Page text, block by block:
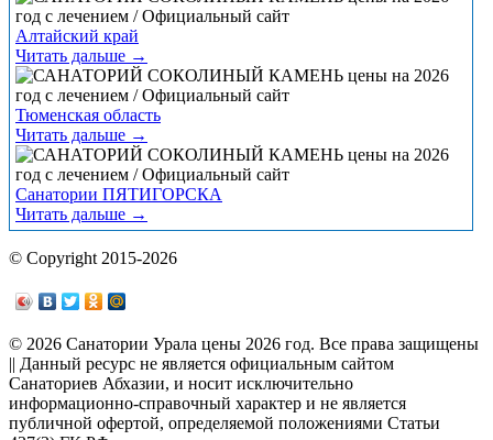
Алтайский край
Читать дальше →
Тюменская область
Читать дальше →
Санатории ПЯТИГОРСКА
Читать дальше →
© Copyright 2015-2026
© 2026 Санатории Урала цены 2026 год. Все права защищены
|| Данный ресурс не является официальным сайтом
Санаториев Абхазии, и носит исключительно
информационно-справочный характер и не является
публичной офертой, определяемой положениями Статьи